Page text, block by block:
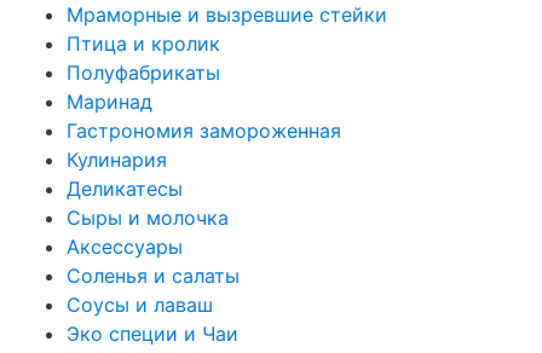
Мраморные и вызревшие стейки
Птица и кролик
Полуфабрикаты
Маринад
Гастрономия замороженная
Кулинария
Деликатесы
Сыры и молочка
Аксессуары
Соленья и салаты
Соусы и лаваш
Эко специи и Чаи